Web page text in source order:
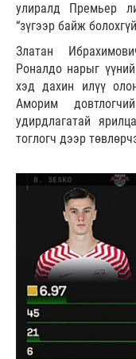
улиралд Премьер
“зүгээр байж
Златан
Роналдо нарыг
хэд дахин илүү
Аморим
удирдлагатай
тоглогч дээр